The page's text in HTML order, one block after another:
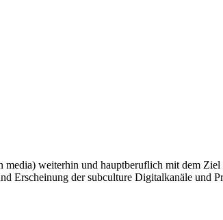
weiterhin und hauptberuflich mit dem
Erscheinung der subculture Digitalkanäle und